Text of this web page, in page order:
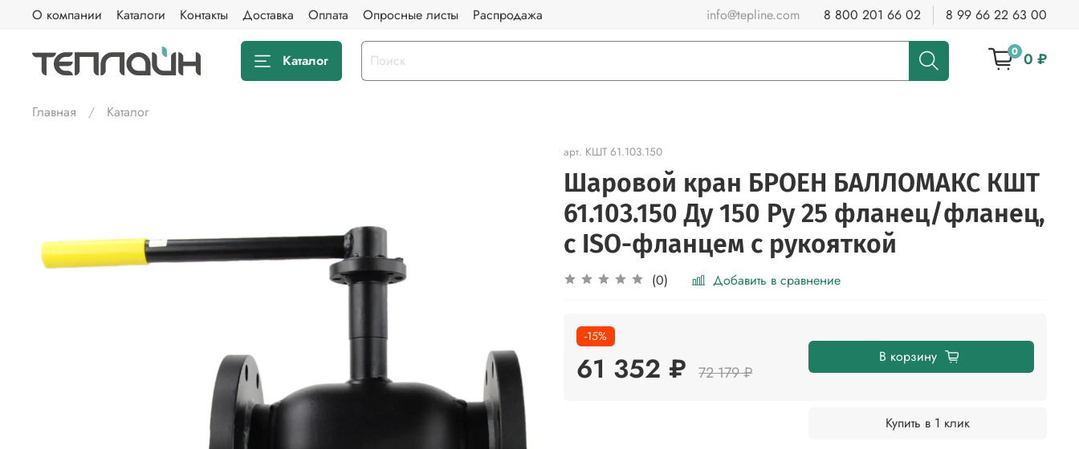
О компании Каталоги Контакты Доставка Оплата Опросные листы Распродажа info@tepline.com 8 800 201 66 02 8 99 66 22 63 00
Каталог 0 0 ₽
Главная Каталог
арт. КШТ 61.103.150
Шаровой кран БРОЕН БАЛЛОМАКС КШТ
61.103.150 Ду 150 Ру 25 фланец/фланец,
с ISO-фланцем с рукояткой
(0) Добавить в сравнение
-15%
61 352 ₽ 72 179 ₽
В корзину
Купить в 1 клик